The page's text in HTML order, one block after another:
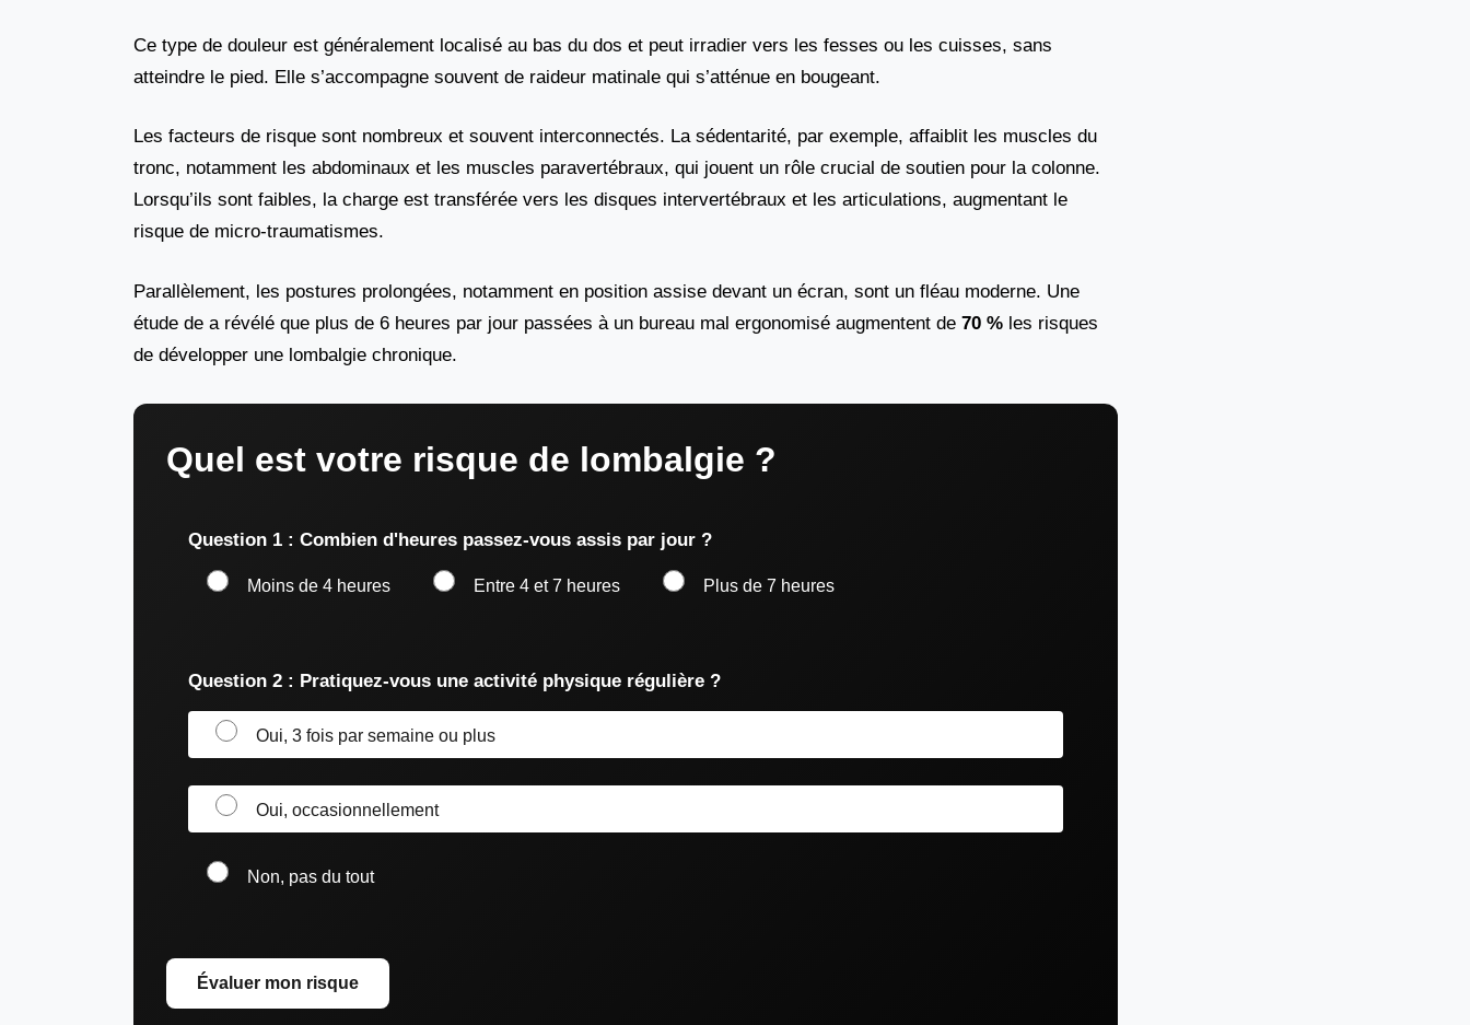
Ce type de douleur est généralement localisé au bas du dos et peut irradier vers les fesses ou les cuisses, sans
atteindre le pied. Elle s’accompagne souvent de raideur matinale qui s’atténue en bougeant.
Les facteurs de risque sont nombreux et souvent interconnectés. La sédentarité, par exemple, affaiblit les muscles du
tronc, notamment les abdominaux et les muscles paravertébraux, qui jouent un rôle crucial de soutien pour la colonne.
Lorsqu’ils sont faibles, la charge est transférée vers les disques intervertébraux et les articulations, augmentant le
risque de micro-traumatismes.
Parallèlement, les postures prolongées, notamment en position assise devant un écran, sont un fléau moderne. Une
étude de a révélé que plus de 6 heures par jour passées à un bureau mal ergonomisé augmentent de 70 % les risques
de développer une lombalgie chronique.
Quel est votre risque de lombalgie ?
Question 1 : Combien d'heures passez-vous assis par jour ?
Moins de 4 heures Entre 4 et 7 heures Plus de 7 heures
Question 2 : Pratiquez-vous une activité physique régulière ?
Oui, 3 fois par semaine ou plus
Oui, occasionnellement
Non, pas du tout
Évaluer mon risque